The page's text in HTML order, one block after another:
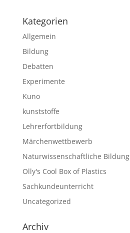
Kategorien
Allgemein
Bildung
Debatten
Experimente
Kuno
kunststoffe
Lehrerfortbildung
Märchenwettbewerb
Naturwissenschaftliche Bildung
Olly's Cool Box of Plastics
Sachkundeunterricht
Uncategorized
Archiv